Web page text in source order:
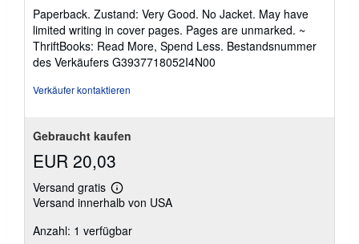
von
5
Sternen
Paperback. Zustand: Very Good. No Jacket. May have
limited writing in cover pages. Pages are unmarked. ~
ThriftBooks: Read More, Spend Less. Bestandsnummer
des Verkäufers G3937718052I4N00
Verkäufer kontaktieren
Gebraucht kaufen
EUR 20,03
Versand gratis
Weitere
Informationen
Versandkosten
Versand innerhalb von USA
Anzahl: 1 verfügbar